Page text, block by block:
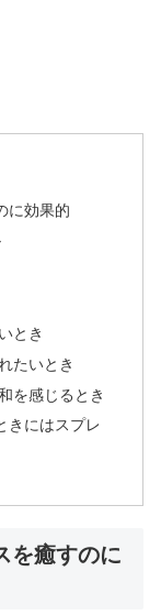
に効果的
とき
たいとき
を感じるとき
きにはスプレ
を癒すのに